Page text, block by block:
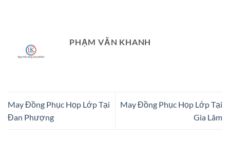
PHẠM VĂN KHANH
May Đồng Phục Họp Lớp Tại
Đan Phượng
May Đồng Phục Họp Lớp Tại
Gia Lâm